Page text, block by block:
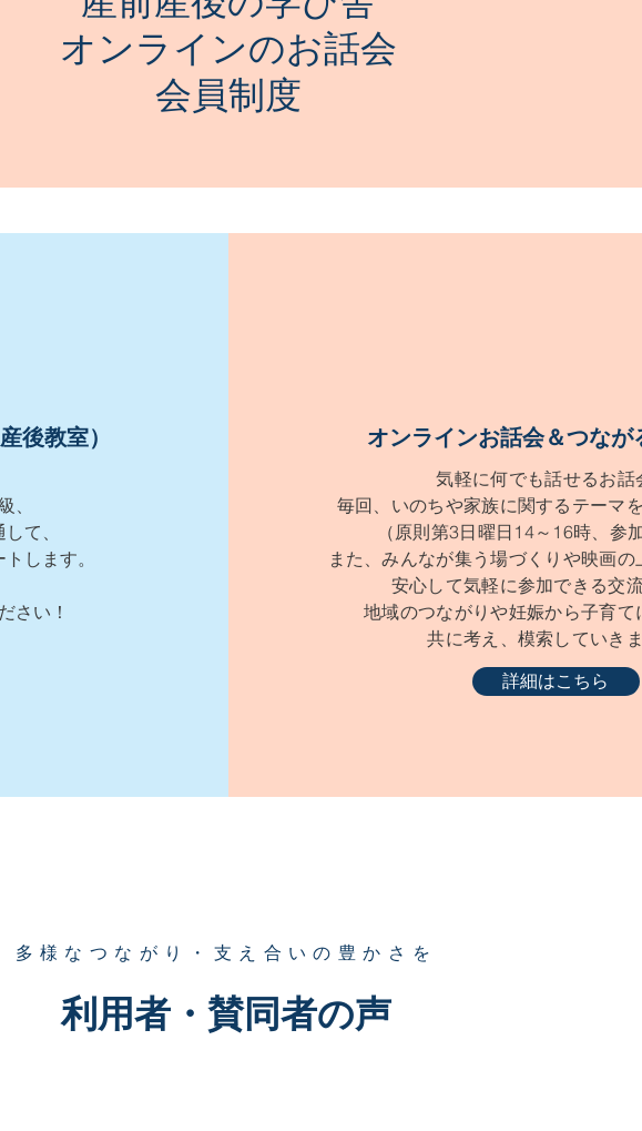
オンラインのお話会
​会員制度
後教室）
、
て、
します。
さい！
オンラインお話会＆つなが
気軽に何でも話せるお話
毎回、いのちや家族に関するテーマ
（原則第3日曜日14～16時、参
また、みんなが集う場づくりや映画の
安心して気軽に参加できる交流
地域のつながりや妊娠から子育て
共に考え、模索していきま
詳細はこちら
​多様なつながり・支え合いの豊かさを
​利用者・賛同者の声